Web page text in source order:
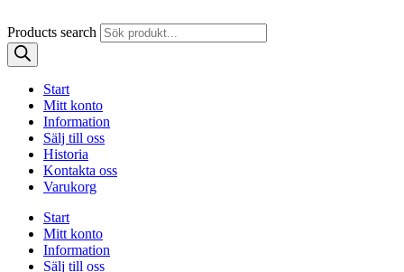
Products search
Start
Mitt konto
Information
Sälj till oss
Historia
Kontakta oss
Varukorg
Start
Mitt konto
Information
Sälj till oss